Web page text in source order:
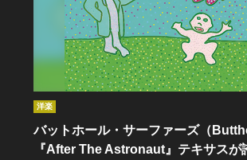
洋楽
バットホール・サーファーズ（
『After The Astronaut』テキサスが